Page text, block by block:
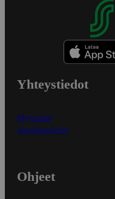
Yhteystiedot
Myymälät
Asiakaspalvelu
Ohjeet